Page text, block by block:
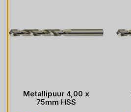
Metallipuur 4,00 x
75mm HSS